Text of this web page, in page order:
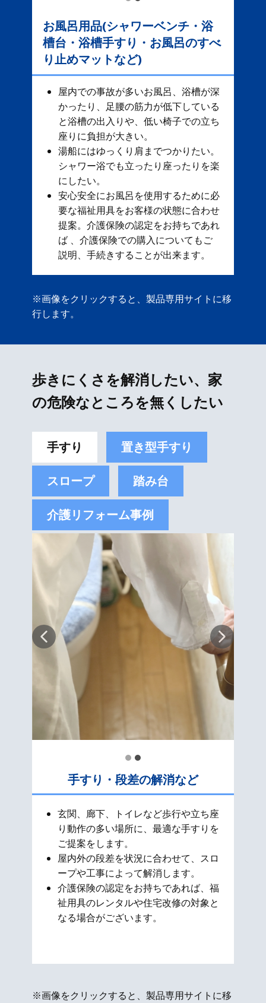
お風呂用品(シャワーベンチ・浴
槽台・浴槽手すり・お風呂のすべ
り止めマットなど)
屋内での事故が多いお風呂、​ 浴槽が深
かったり、足腰の筋力が低下している
と浴槽の出入りや、低い椅子での立ち
座りに負担が大きい。
湯船にはゆっくり肩までつかりたい。
シャワー浴でも立ったり座ったりを楽
にしたい。
安心安全にお風呂を使用するために必
要な福祉用具をお客様の状態に合わせ
提案。 ​ 介護保険の認定をお持ちであれ
ば 、介護保険での購入についてもご
説明、手続きすることが出来ます。
※画像をクリックすると、製品専用サイトに移
行します。
歩きにくさを解消したい、家
の危険なところを無くしたい
手すり 置き型手すり
スロープ 踏み台
介護リフォーム事例
手すり・段差の解消など
玄関、廊下、トイレなど歩行や立ち座
り動作の多い場所に、最適な手すりを
ご提案をします。
屋内外の段差を状況に合わせて、スロ
ープや工事によって解消します。
介護保険の認定をお持ちであれば、福
祉用具のレンタルや住宅改修の対象と
なる場合がございます。
※画像をクリックすると、製品専用サイトに移